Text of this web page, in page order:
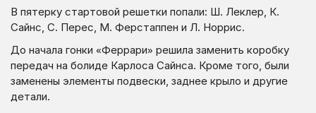
В пятерку стартовой решетки попали: Ш. Леклер, К.
Сайнс, С. Перес, М. Ферстаппен и Л. Норрис.
До начала гонки «Феррари» решила заменить коробку
передач на болиде Карлоса Сайнса. Кроме того, были
заменены элементы подвески, заднее крыло и другие
детали.